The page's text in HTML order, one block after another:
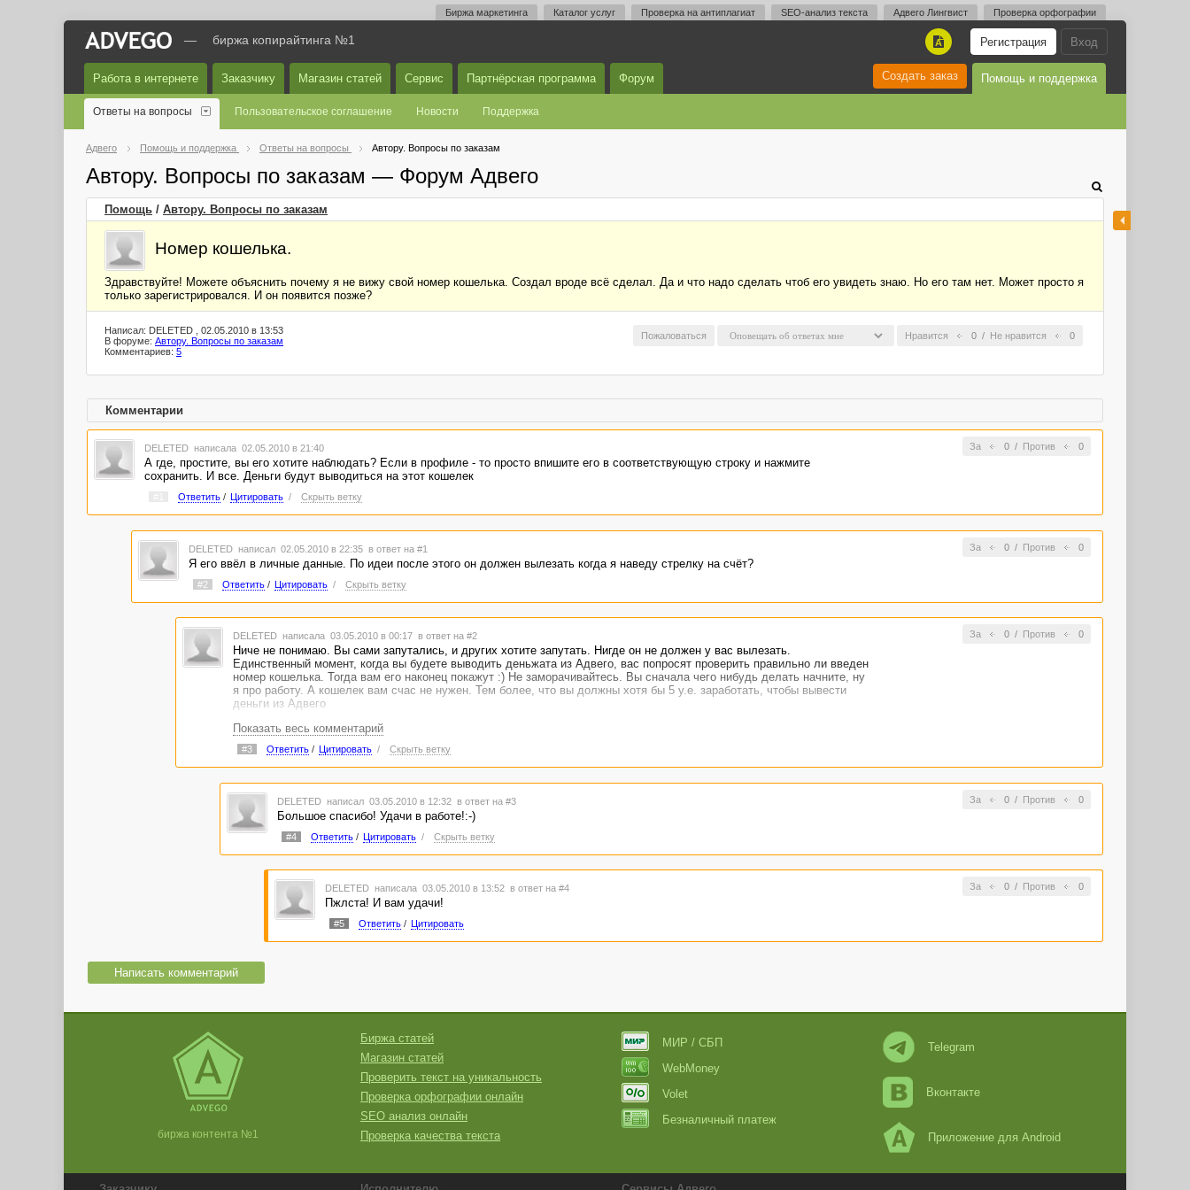
Биржа маркетинга Каталог услуг Проверка на антиплагиат SEO-анализ текста Адвего Лингвист Проверка орфографии
Вход
Регистрация
A
— биржа копирайтинга №1
Работа в интернете Заказчику Магазин статей Сервис Партнёрская программа Форум Помощь и поддержка
Создать заказ
Ответы на вопросы Пользовательское соглашение Новости Поддержка
Адвего Помощь и поддержка Ответы на вопросы Автору. Вопросы по заказам
Автору. Вопросы по заказам — Форум Адвего
Помощь / Автору. Вопросы по заказам
Номер кошелька.
Здравствуйте! Можете объяснить почему я не вижу свой номер кошелька. Создал вроде всё сделал. Да и что надо сделать чтоб его увидеть знаю. Но его там нет. Может просто я
только зарегистрировался. И он появится позже?
Нравится 0 / Не нравится 0
Пожаловаться
Написал: DELETED , 02.05.2010 в 13:53
В форуме: Автору. Вопросы по заказам
Комментариев: 5
Комментарии
За 0/ Против 0
DELETED написала 02.05.2010 в 21:40
А где, простите, вы его хотите наблюдать? Если в профиле - то просто впишите его в соответствующую строку и нажмите
сохранить. И все. Деньги будут выводиться на этот кошелек
Ответить/ Цитировать / Скрыть ветку
За 0/ Против 0
DELETED написал 02.05.2010 в 22:35 в ответ на #1
Я его ввёл в личные данные. По идеи после этого он должен вылезать когда я наведу стрелку на счёт?
#2 Ответить/ Цитировать / Скрыть ветку
За 0/ Против 0
DELETED написала 03.05.2010 в 00:17 в ответ на #2
Ниче не понимаю. Вы сами запутались, и других хотите запутать. Нигде он не должен у вас вылезать.
Единственный момент, когда вы будете выводить деньжата из Адвего, вас попросят проверить правильно ли введен
номер кошелька. Тогда вам его наконец покажут :) Не заморачивайтесь. Вы сначала чего нибудь делать начните, ну
я про работу. А кошелек вам счас не нужен. Тем более, что вы должны хотя бы 5 у.е. заработать, чтобы вывести
деньги из Адвего
Показать весь комментарий
#3 Ответить/ Цитировать / Скрыть ветку
За 0/ Против 0
DELETED написал 03.05.2010 в 12:32 в ответ на #3
Большое спасибо! Удачи в работе!:-)
#4 Ответить/ Цитировать / Скрыть ветку
За 0/ Против 0
DELETED написала 03.05.2010 в 13:52 в ответ на #4
Пжлста! И вам удачи!
#5 Ответить/ Цитировать
Написать комментарий
биржа контента №1
Биржа статей
Магазин статей
Проверить текст на уникальность
Проверка орфографии онлайн
SEO анализ онлайн
Проверка качества текста
МИР / СБП
WebMoney
Volet
Безналичный платеж
Telegram
Вконтакте
Приложение для Android